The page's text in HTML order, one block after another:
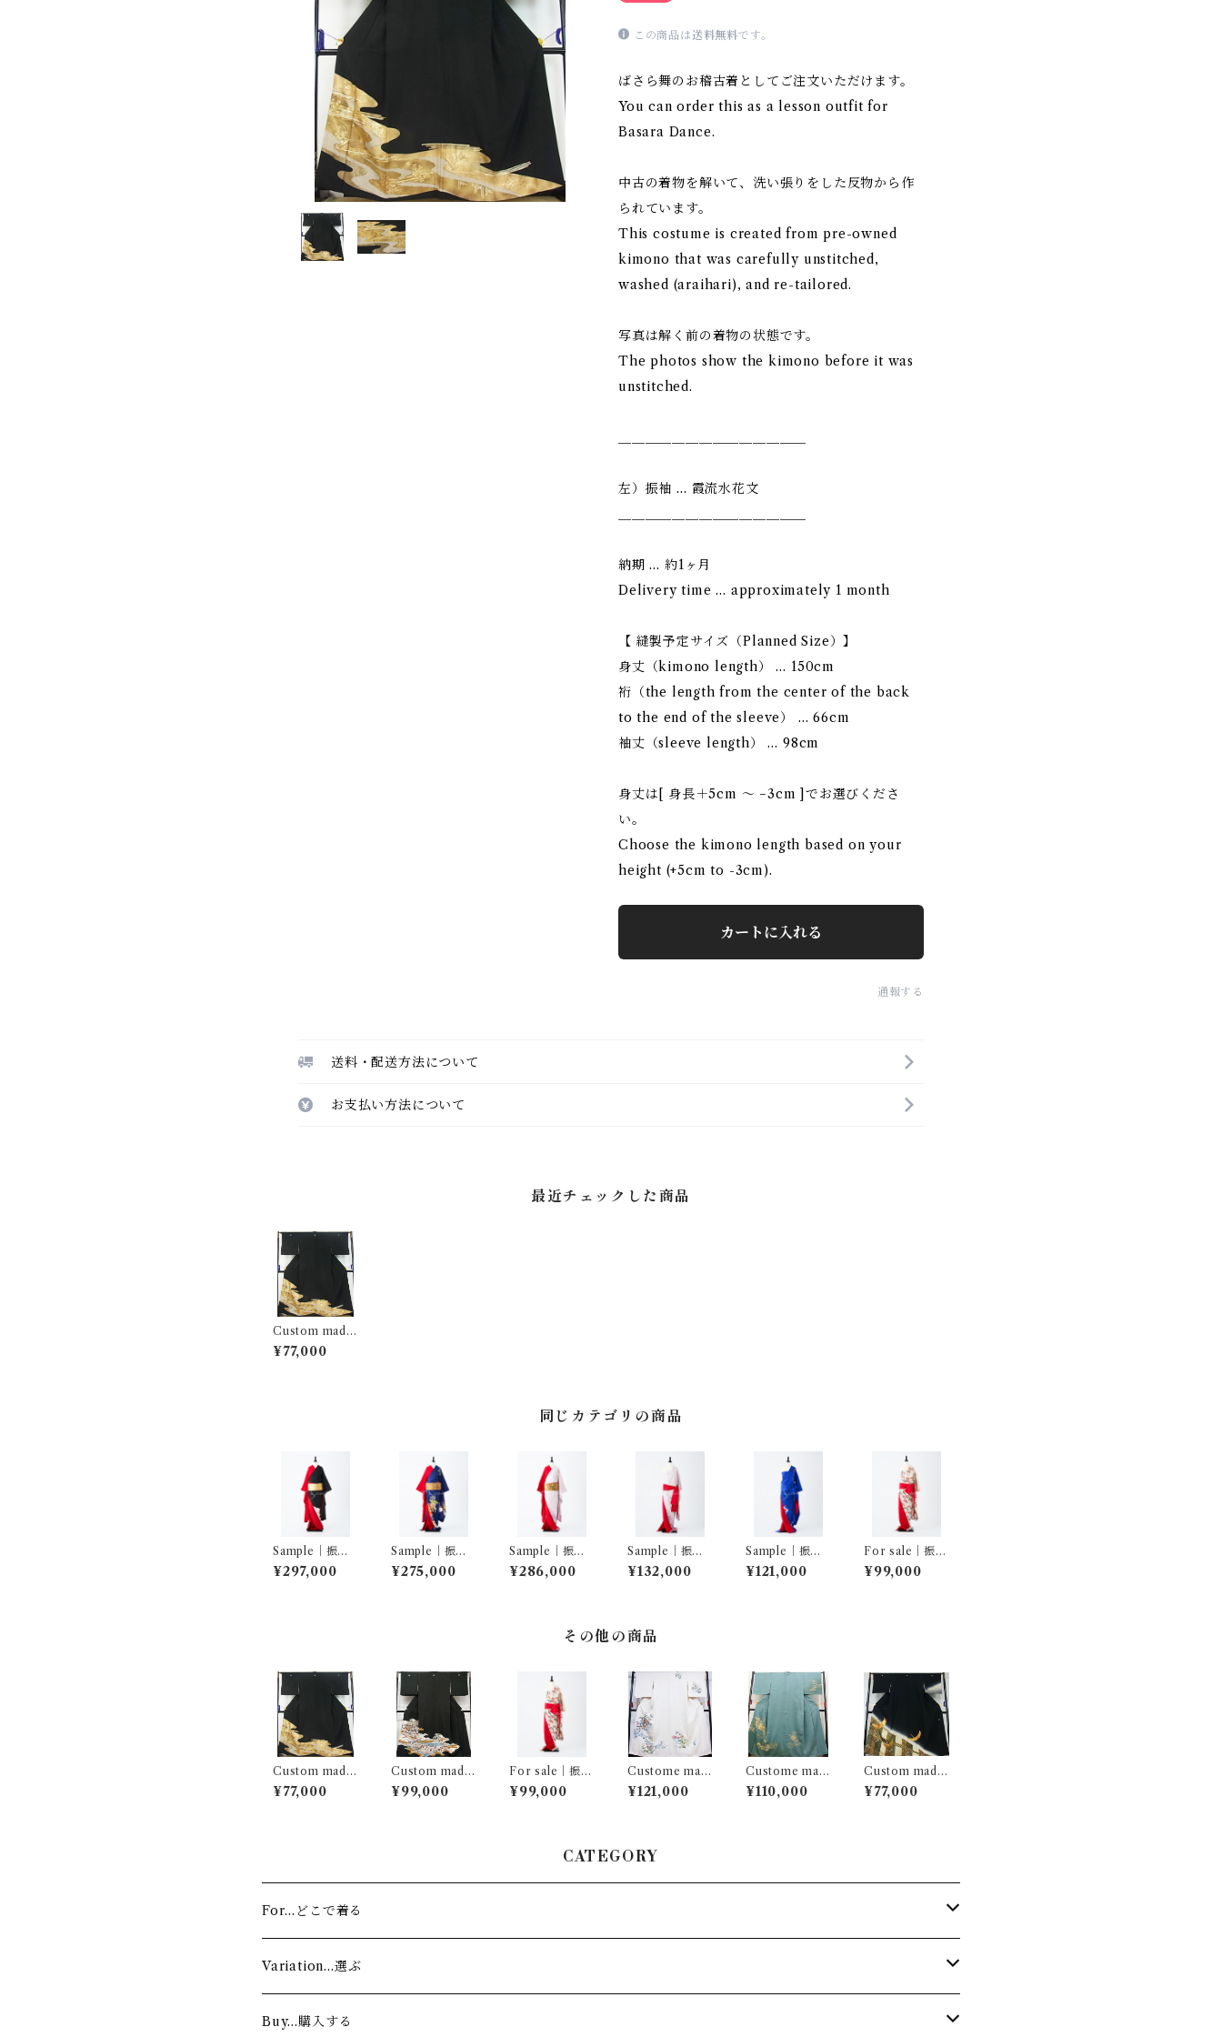
この商品は送料無料です。
ばさら舞のお稽古着としてご注文いただけます。
You can order this as a lesson outfit for
Basara Dance.
中古の着物を解いて、洗い張りをした反物から作
られています。
This costume is created from pre-owned
kimono that was carefully unstitched,
washed (araihari), and re-tailored.
写真は解く前の着物の状態です。
The photos show the kimono before it was
unstitched.
左）振袖 … 霞流水花文
納期 … 約1ヶ月
Delivery time … approximately 1 month
【 縫製予定サイズ（Planned Size）】
身丈（kimono length） … 150cm
裄（the length from the center of the back
to the end of the sleeve） … 66cm
袖丈（sleeve length） … 98cm
身丈は[ 身長＋5cm 〜 −3cm ]でお選びくださ
い。
Choose the kimono length based on your
height (+5cm to -3cm).
カートに入れる
通報する
送料・配送方法について
お支払い方法について
最近チェックした商品
Custom made
｜お稽古着…霞
流水花文
¥77,000
同じカテゴリの商品
Sample｜振袖
セットアップ …
ばさら紋付孔雀
¥297,000
Sample｜振袖
セットアップ …
雲重ね吉祥花冊
¥275,000
Sample｜振袖
セットアップ …
飛鶴ぼかし／赤
¥286,000
Sample｜振袖
ワンショルダ
ー… 飛鶴ぼかし
¥132,000
Sample｜振袖
ワンショルダ
ー… 枝花文 蛍
¥121,000
For sale｜振袖
… 型染の飛鶴文
様
¥99,000
その他の商品
Custom made
｜お稽古着…霞
流水花文
¥77,000
Custom made
｜お稽古着…人
物風景文
¥99,000
For sale｜振袖
… 型染の飛鶴文
様
¥99,000
Custome mad
e｜振袖 … 鴛鴦
花文
¥121,000
Custome mad
e｜振袖 … 名所
風景文
¥110,000
Custom made
｜お稽古着…佐
賀錦 飛鶴名物裂
¥77,000
CATEGORY
For…どこで着る
Stage…舞台
Lesson…お稽古
Variation…選ぶ
Authentic…舞踊家（着物）
Buy…購入する